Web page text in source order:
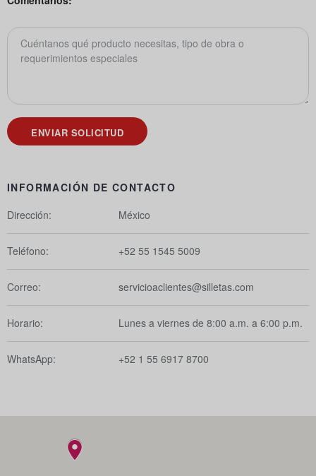
INFORMACIÓN DE CONTACTO
Dirección:
México
Teléfono: +52 55 1545 5009
Correo: servicioaclientes@silletas.com
Horario: Lunes a viernes de 8:00 a.m. a 6:00 p.m.
WhatsApp: +52 1 55 6917 8700